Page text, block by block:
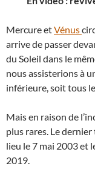
Mercure etVénus
arrive de passer
du Soleil dans le
nous assisterions à
inférieure, soit tous
Mais en raison de
plus rares. Le
lieu le 7 mai 2003 et
2019.